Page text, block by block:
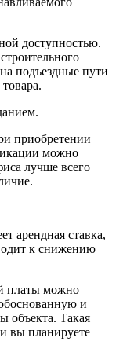
доступностью.
подъездные пути
приобретении
можно
лучше всего
арендная ставка,
к снижению
платы можно
и
объекта. Такая
вы планируете